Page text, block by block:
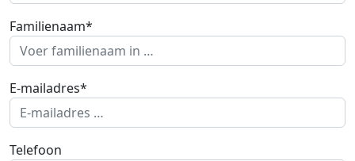
Familienaam*
E-mailadres*
Telefoon